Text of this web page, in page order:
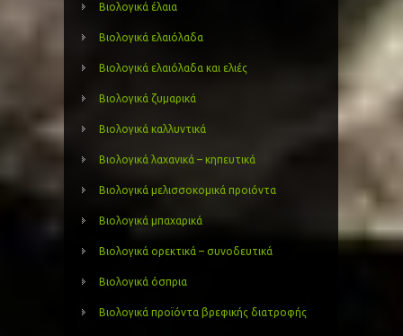
Βιολογικά έλαια
Βιολογικά ελαιόλαδα
Βιολογικά ελαιόλαδα και ελιές
Βιολογικά ζυμαρικά
Βιολογικά καλλυντικά
Βιολογικά λαχανικά – κηπευτικά
Βιολογικά μελισσοκομικά προιόντα
Βιολογικά μπαχαρικά
Βιολογικά ορεκτικά – συνοδευτικά
Βιολογικά όσπρια
Βιολογικά προϊόντα βρεφικής διατροφής